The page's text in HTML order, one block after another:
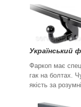
Український
Фаркоп має
гак на болтах.
якість за